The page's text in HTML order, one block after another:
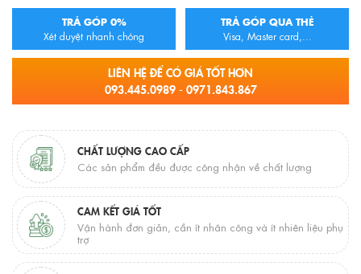
TRẢ GÓP 0%
Xét duyệt nhanh chóng
TRẢ GÓP QUA THẺ
Visa, Master card,...
LIÊN HỆ ĐỂ CÓ GIÁ TỐT HƠN
093.445.0989 - 0971.843.867
CHẤT LƯỢNG CAO CẤP
Các sản phẩm đều được công nhận về chất lượng
CAM KẾT GIÁ TỐT
Vận hành đơn giản, cần ít nhân công và ít nhiên liệu phụ
trợ